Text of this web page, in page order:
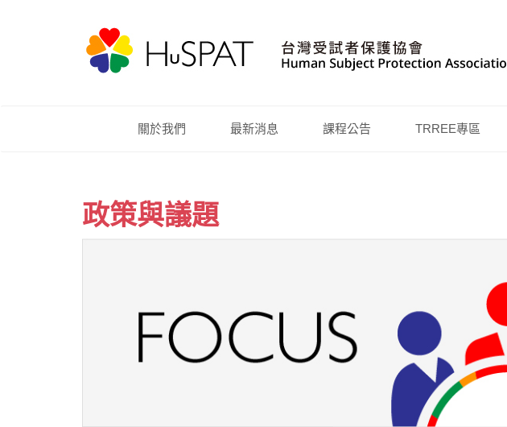
關於我們 最新消息 課程公告 TRREE專區
政策與議題